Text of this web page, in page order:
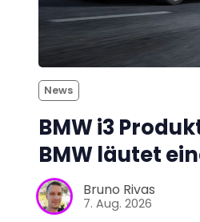
News
BMW i3
BMW läutet
Bruno Rivas
7. Aug. 2026